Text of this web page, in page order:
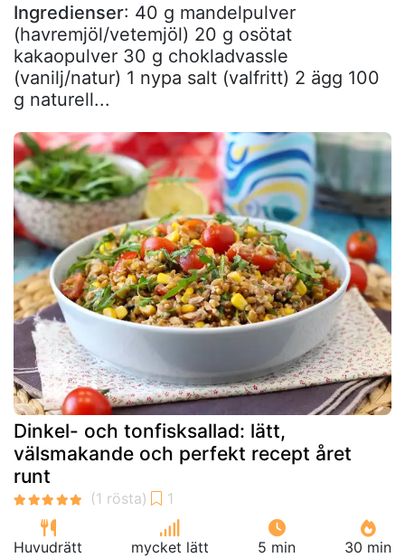
Ingredienser: 40 g mandelpulver
(havremjöl/vetemjöl) 20 g osötat
kakaopulver 30 g chokladvassle
(vanilj/natur) 1 nypa salt (valfritt) 2 ägg 100
g naturell...
Dinkel- och tonfisksallad: lätt,
välsmakande och perfekt recept året
runt
Huvudrätt mycket lätt 5 min 30 min